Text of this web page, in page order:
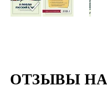
ОТЗЫВЫ